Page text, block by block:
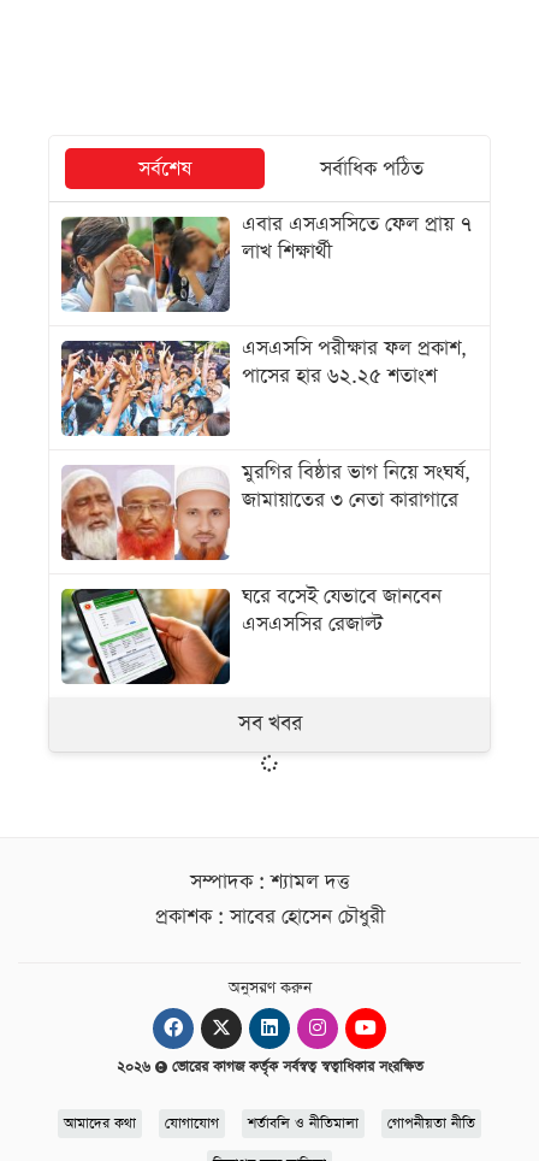
সর্বশেষ
সর্বাধিক পঠিত
এবার এসএসসিতে ফেল প্রায় ৭
লাখ শিক্ষার্থী
এসএসসি পরীক্ষার ফল প্রকাশ,
পাসের হার ৬২.২৫ শতাংশ
মুরগির বিষ্ঠার ভাগ নিয়ে সংঘর্ষ,
জামায়াতের ৩ নেতা কারাগারে
ঘরে বসেই যেভাবে জানবেন
এসএসসির রেজাল্ট
সব খবর
সম্পাদক : শ্যামল দত্ত
প্রকাশক : সাবের হোসেন চৌধুরী
অনুসরণ করুন
২০২৬ ভোরের কাগজ কর্তৃক সর্বস্বত্ব স্বত্বাধিকার সংরক্ষিত
আমাদের কথা যোগাযোগ শর্তাবলি ও নীতিমালা গোপনীয়তা নীতি